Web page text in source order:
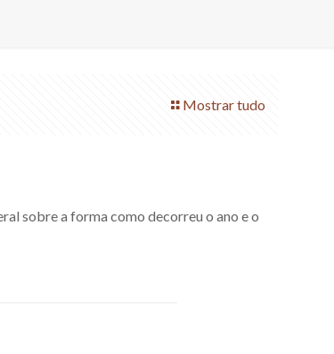
Mostrar tudo
sobre a forma como decorreu o ano e o